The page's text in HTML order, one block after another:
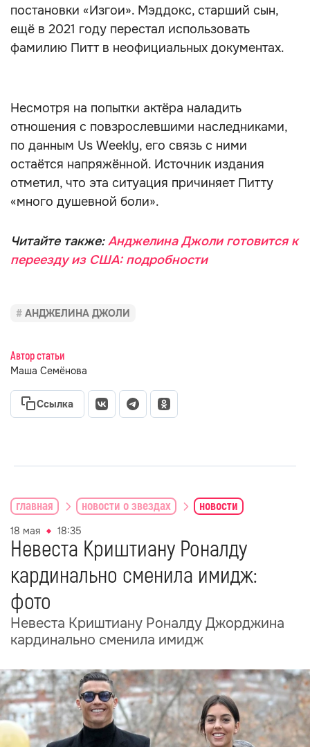
постановки «Изгои». Мэддокс, старший сын,
ещё в 2021 году перестал использовать
фамилию Питт в неофициальных документах.
Несмотря на попытки актёра наладить
отношения с повзрослевшими наследниками,
по данным Us Weekly, его связь с ними
остаётся напряжённой. Источник издания
отметил, что эта ситуация причиняет Питту
«много душевной боли».
Читайте также:Анджелина Джоли готовится к
переезду из США: подробности
АНДЖЕЛИНА ДЖОЛИ
Автор статьи
Маша Семёнова
Ссылка
главная новости о звездах новости
18 мая 18:35
Невеста Криштиану Роналду
кардинально сменила имидж:
фото
Невеста Криштиану Роналду Джорджина
кардинально сменила имидж